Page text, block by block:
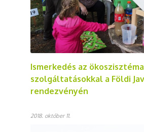
Ismerkedés az
szolgáltatásokkal a Földi
rendezvényén
2018. október 11.